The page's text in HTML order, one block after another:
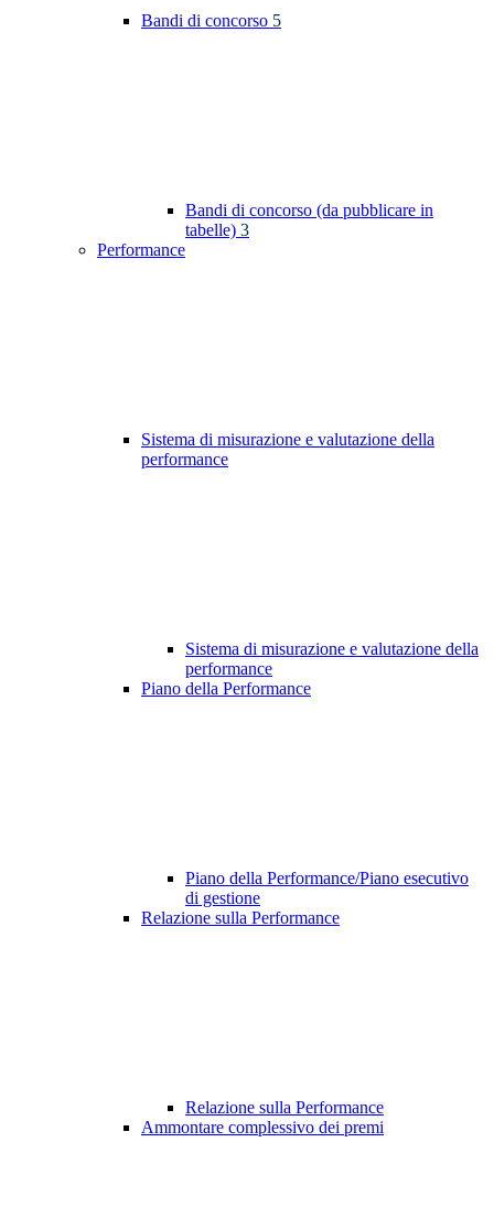
Bandi di concorso 5
Bandi di concorso (da pubblicare in
tabelle) 3
Performance
Sistema di misurazione e valutazione della
performance
Sistema di misurazione e valutazione della
performance
Piano della Performance
Piano della Performance/Piano esecutivo
di gestione
Relazione sulla Performance
Relazione sulla Performance
Ammontare complessivo dei premi